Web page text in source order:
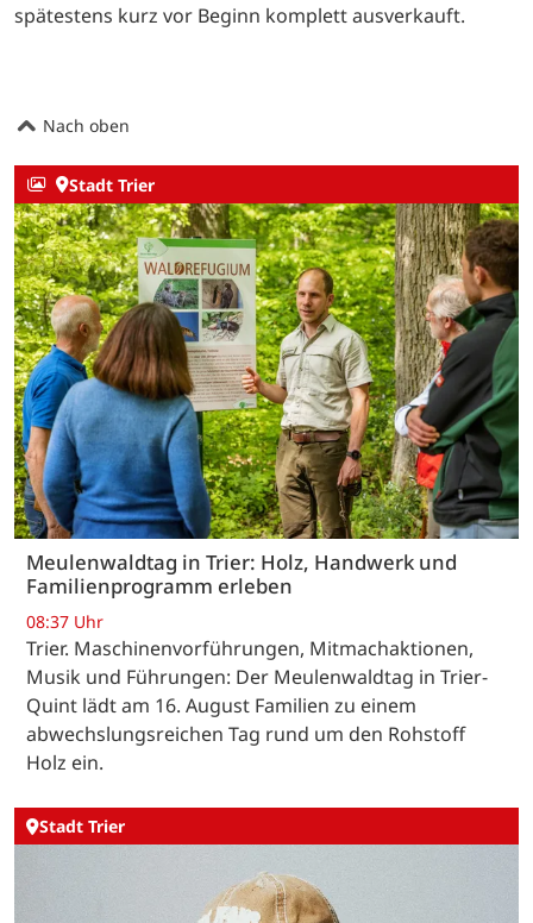
spätestens kurz vor Beginn komplett ausverkauft.
Nach oben
Stadt Trier
Meulenwaldtag in Trier: Holz, Handwerk und
Familienprogramm erleben
08:37 Uhr
Trier. Maschinenvorführungen, Mitmachaktionen,
Musik und Führungen: Der Meulenwaldtag in Trier-
Quint lädt am 16. August Familien zu einem
abwechslungsreichen Tag rund um den Rohstoff
Holz ein.
Stadt Trier